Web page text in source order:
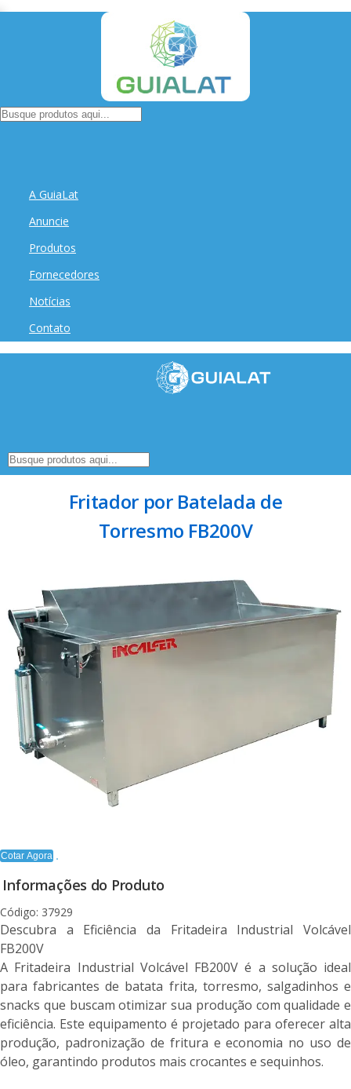
A GuiaLat
Anuncie
Produtos
Fornecedores
Notícias
Contato
Fritador por Batelada de
Torresmo FB200V
Cotar Agora
Informações do Produto
Código: 37929
Descubra a Eficiência da Fritadeira Industrial Volcável
FB200V
A Fritadeira Industrial Volcável FB200V é a solução ideal
para fabricantes de batata frita, torresmo, salgadinhos e
snacks que buscam otimizar sua produção com qualidade e
eficiência. Este equipamento é projetado para oferecer alta
produção, padronização de fritura e economia no uso de
óleo, garantindo produtos mais crocantes e sequinhos.